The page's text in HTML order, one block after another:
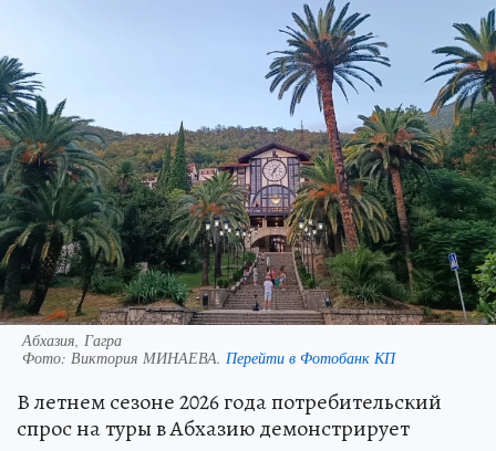
Абхазия, Гагра
Фото: Виктория МИНАЕВА. Перейти в Фотобанк КП
В летнем сезоне 2026 года потребительский
спрос на туры в Абхазию демонстрирует